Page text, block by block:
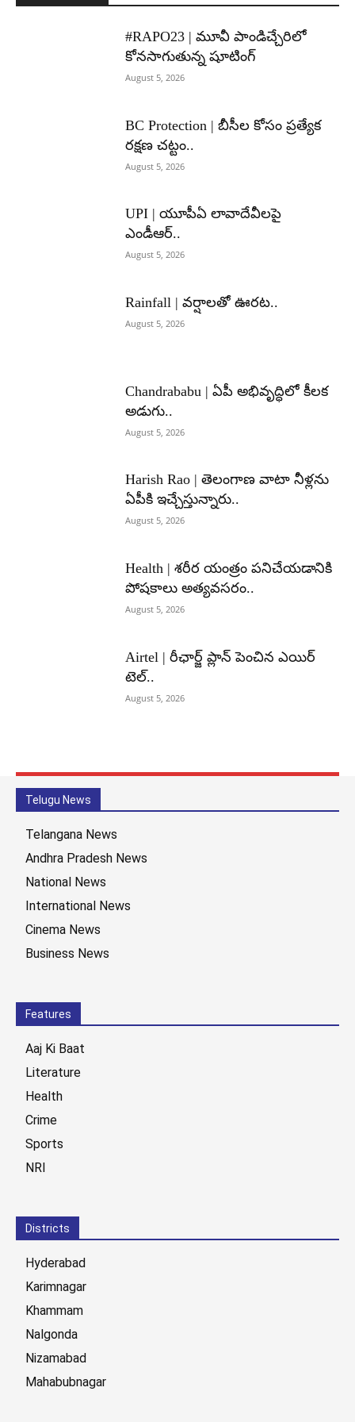
#RAPO23 | మూవీ పాండిచ్చేరిలో
కోనసాగుతున్న షూటింగ్
August 5, 2026
BC Protection | బీసీల కోసం ప్రత్యేక
రక్షణ చట్టం..
August 5, 2026
UPI | యూపీఏ లావాదేవీలపై
ఎండీఆర్..
August 5, 2026
Rainfall | వర్షాలతో ఊరట..
August 5, 2026
Chandrababu | ఏపీ అభివృద్ధిలో కీలక
అడుగు..
August 5, 2026
Harish Rao | తెలంగాణ వాటా నీళ్లను
ఏపీకి ఇచ్చేస్తున్నారు..
August 5, 2026
Health | శరీర యంత్రం పనిచేయడానికి
పోషకాలు అత్యవసరం..
August 5, 2026
Airtel | రీఛార్జ్ ప్లాన్ పెంచిన ఎయిర్
టెల్..
August 5, 2026
Telugu News
Telangana News
Andhra Pradesh News
National News
International News
Cinema News
Business News
Features
Aaj Ki Baat
Literature
Health
Crime
Sports
NRI
Districts
Hyderabad
Karimnagar
Khammam
Nalgonda
Nizamabad
Mahabubnagar